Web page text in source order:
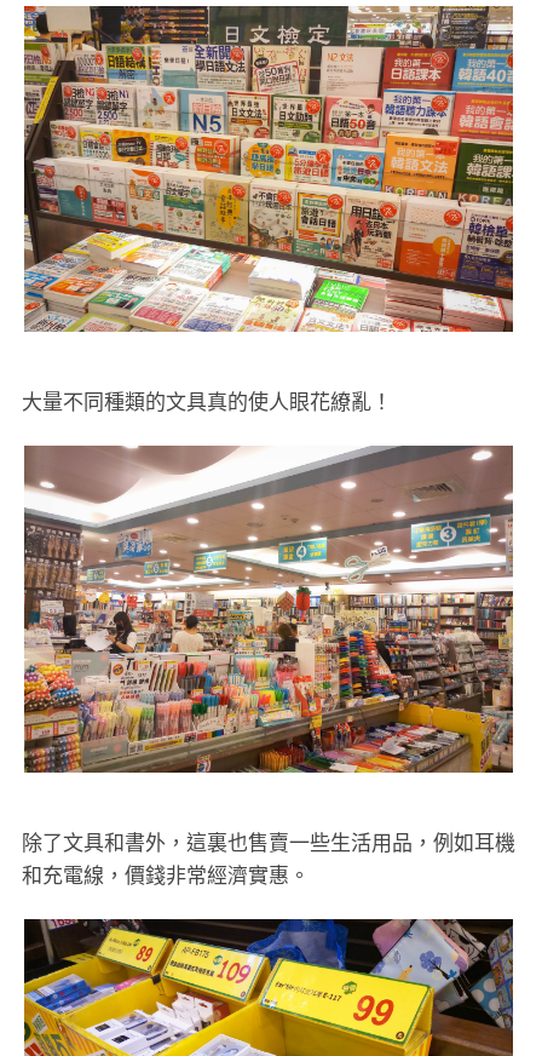
大量不同種類的文具真的使人眼花繚亂！
除了文具和書外，這裏也售賣一些生活用品，例如耳機
和充電線，價錢非常經濟實惠。